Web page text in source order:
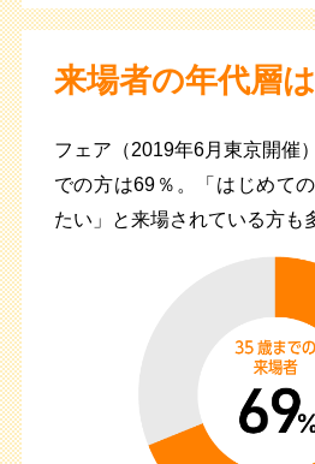
来場者の年代層
フェア（2019年6月東京開催
での方は69％。「はじめて
たい」と来場されている方も